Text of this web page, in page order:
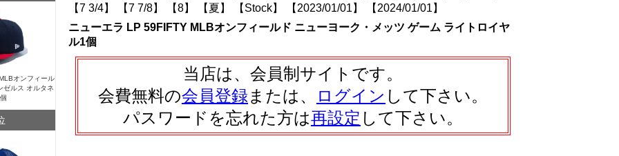
オンフィール
ゼルス オルタネ
【7 3/4】
【7 7/8】 【8】 【夏】 【Stock】 【2023/01/01】
【2024/01/01】
ニューエラ LP 59FIFTY MLBオンフィールド ニューヨーク・メッツ ゲーム ライトロイヤ
ル1個
当店は、会員制サイトです。
会費無料の会員登録または、 ログイン して下さい。
パスワードを忘れた方は再設定 して下さい。